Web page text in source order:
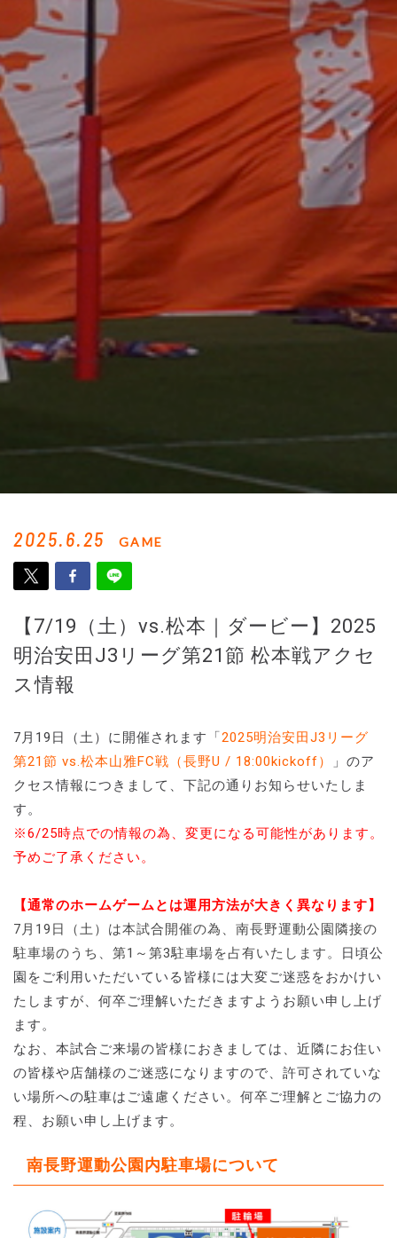
2025.6.25 GAME
【7/19（土）vs.松本｜ダービー】2025
明治安田J3リーグ第21節 松本戦アクセ
ス情報
7月19日（土）に開催されます「2025明治安田J3リーグ
第21節 vs.松本山雅FC戦（長野U / 18:00kickoff）
」のア
クセス情報につきまして、下記の通りお知らせいたしま
す。
※6/25時点での情報の為、変更になる可能性があります。
予めご了承ください。
【通常のホームゲームとは運用方法が大きく異なります】
7月19日（土）は本試合開催の為、南長野運動公園隣接の
駐車場のうち、第1～第3駐車場を占有いたします。
日頃公
園をご利用いただいている皆様には大変ご迷惑をおかけい
たしますが、何卒ご理解いただきますようお願い申し上げ
ます。
なお、本試合ご来場の皆様におきましては、近隣にお住い
の皆様や店舗様のご迷惑になりますので、許可されていな
い場所への駐車はご遠慮ください。何卒ご理解とご協力の
程、お願い申し上げます。
南長野運動公園内駐車場について